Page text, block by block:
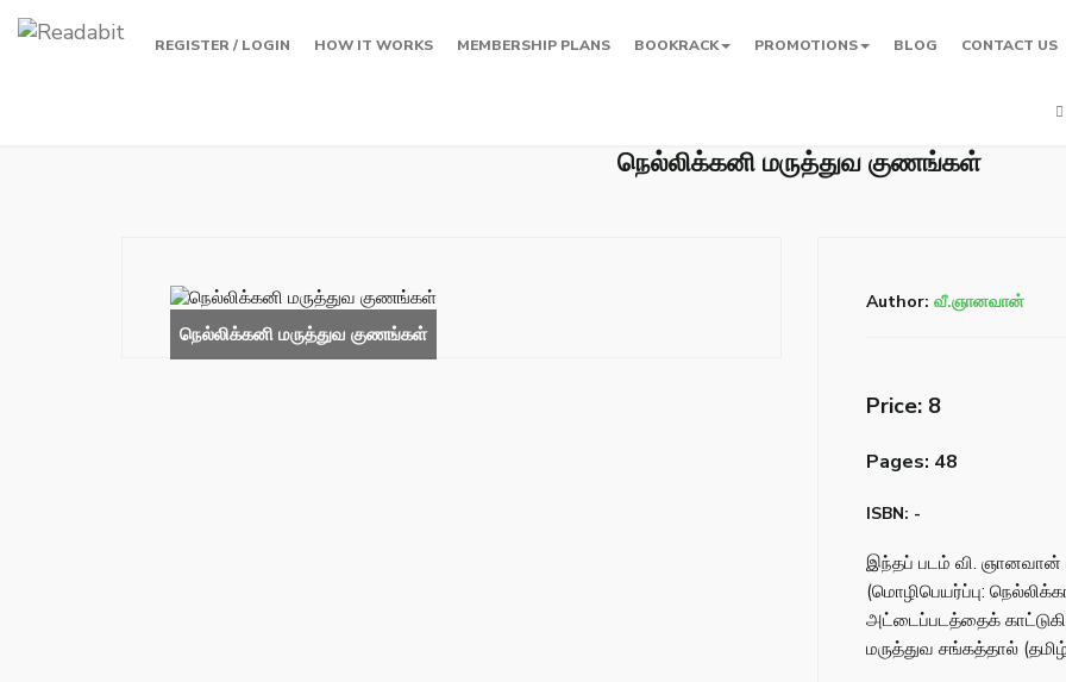
REGISTER / LOGIN HOW IT WORKS MEMBERSHIP PLANS BOOKRACK PROMOTIONS BLOG CONTACT US
நெல்லிக்கனி மருத்துவ குணங்கள்
Author: வீ.ஞானவான்
Price: ₹8
Pages: 48
ISBN: -
இந்தப் படம் வி. ஞானவான்
(மொழிபெயர்ப்பு:
அட்டைப்படத்தைக்
மருத்துவ சங்கத்தால்